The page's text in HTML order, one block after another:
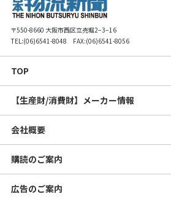
〒550-8660 大阪市西区立売堀2−3−16
TEL:(06)6541-8048 FAX:(06)6541-8056
TOP
【生産財/消費財】メーカー情報
会社概要
購読のご案内
広告のご案内